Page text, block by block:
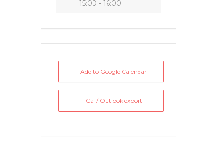
15:00 - 16:00
+ Add to Google Calendar
+ iCal / Outlook export